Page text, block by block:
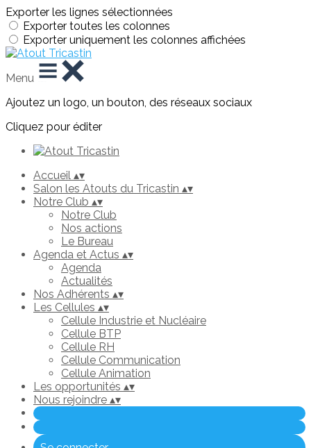
Exporter les lignes sélectionnées
Exporter toutes les colonnes
Exporter uniquement les colonnes affichées
Menu
Ajoutez un logo, un bouton, des réseaux sociaux
Cliquez pour éditer
Accueil ▴▾
Salon les Atouts du Tricastin ▴▾
Notre Club ▴▾
Notre Club
Nos actions
Le Bureau
Agenda et Actus ▴▾
Agenda
Actualités
Nos Adhérents ▴▾
Les Cellules ▴▾
Cellule Industrie et Nucléaire
Cellule BTP
Cellule RH
Cellule Communication
Cellule Animation
Les opportunités ▴▾
Nous rejoindre ▴▾